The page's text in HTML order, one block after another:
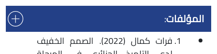
المؤلفات:
فرات كمال (2022). الصمم الخفيف